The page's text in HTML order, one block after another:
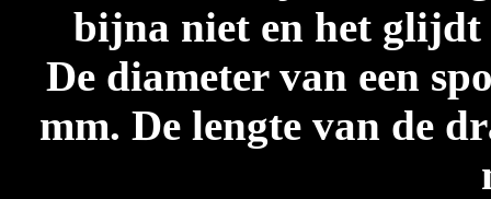
bijna niet en het
De diameter van een
mm. De lengte van de